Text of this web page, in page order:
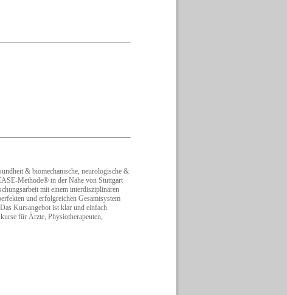
& biomechanische, neurologische &
Methode® in der Nähe von Stuttgart
mit einem interdisziplinären
und erfolgreichen Gesamtsystem
Kursangebot ist klar und einfach
für Ärzte, Physiotherapeuten,